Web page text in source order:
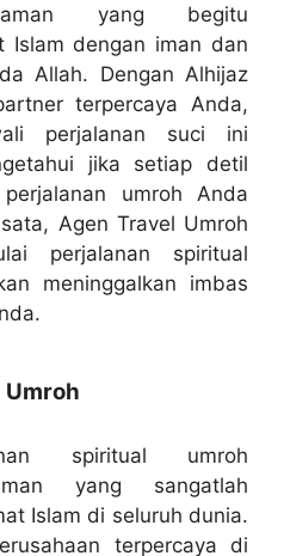
yang begitu
Islam dengan iman dan
Allah. Dengan Alhijaz
terpercaya Anda,
perjalanan suci ini
jika setiap detil
umroh Anda
Agen Travel Umroh
perjalanan spiritual
meninggalkan imbas
Umroh
spiritual umroh
yang sangatlah
Islam di seluruh dunia.
terpercaya di